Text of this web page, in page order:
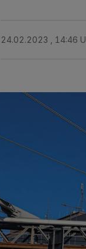
24.02.2023 , 14:46